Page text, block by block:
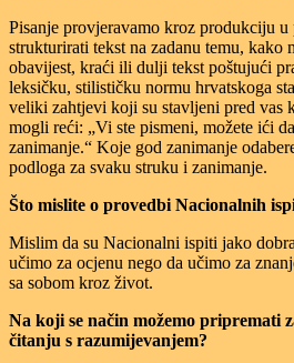
Pisanje provjeravamo kroz produkciju
strukturirati tekst na zadanu temu, kako
obavijest, kraći ili dulji tekst poštujući
leksičku, stilističku normu hrvatskoga
veliki zahtjevi koji su stavljeni pred vas
mogli reći: „Vi ste pismeni, možete ići
zanimanje.“ Koje god zanimanje
podloga za svaku struku i zanimanje.
Što mislite o provedbi Nacionalnih
Mislim da su Nacionalni ispiti jako
učimo za ocjenu nego da učimo za
sa sobom kroz život.
Na koji se način možemo pripremati
čitanju s razumijevanjem?